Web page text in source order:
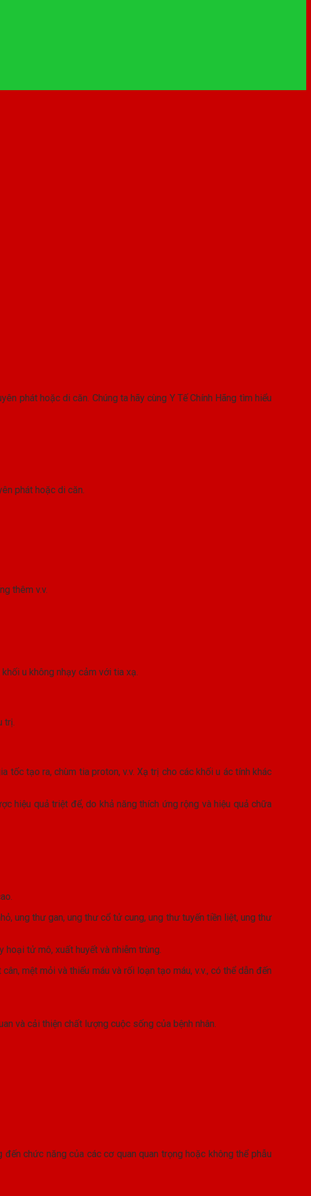
phát hoặc di căn. Chúng ta hãy cùng Y Tế Chính Hãng tìm hiểu
phát hoặc di căn.
thêm v.v.
u không nhạy cảm với tia xạ.
trị.
tạo ra, chùm tia proton, v.v. Xạ trị cho các khối u ác tính khác
hiệu quả triệt để, do khả năng thích ứng rộng và hiệu quả chữa
ung thư gan, ung thư cổ tử cung, ung thư tuyến tiền liệt, ung thư
tử mô, xuất huyết và nhiễm trùng.
mệt mỏi và thiếu máu và rối loạn tạo máu, v.v., có thể dẫn đến
và cải thiện chất lượng cuộc sống của bệnh nhân.
chức năng của các cơ quan quan trọng hoặc không thể phẫu